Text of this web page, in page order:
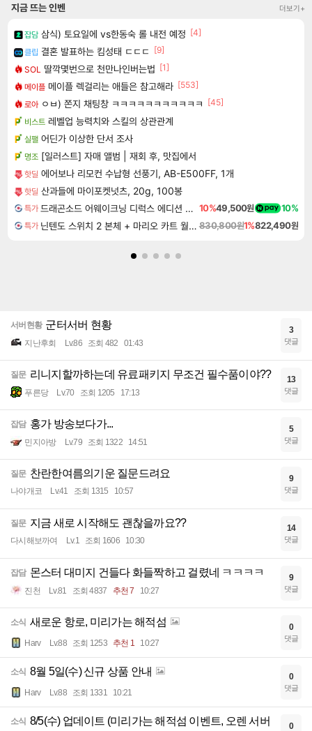
지금 뜨는 인벤 더보기+
잡담 삼식) 토요일에 vs한동숙 롤 내전 예정 [4]
클립 결혼 발표하는 킴성태 ㄷㄷㄷ
[9]
SOL 딸깍몇번으로 천만나인버는법 [1]
메이플 메이플 렉걸리는 애들은 참고해라 [553]
로아 ㅇㅂ) 쫀지 채팅창 ㅋㅋㅋㅋㅋㅋㅋㅋㅋㅋㅋ
[45]
비스트 레벨업 능력치와 스킬의 상관관계
실팰 어딘가 이상한 단서 조사
명조 [일러스트] 자매 앨범 | 재회 후, 맛집에서
핫딜 에어보나 리모컨 수납형 선풍기, AB-E500FF, 1개
핫딜 산과들에 마이포켓넛츠, 20g, 100봉
특가 드래곤소드 어웨이크닝 디럭스 에디션 DragonSword Awakening Deluxe Edition 10%49,500원 10%
특가 닌텐도 스위치 2 본체 + 마리오 카트 월드 + 슈퍼 마리오 파티 잼버리 닌텐도 스위치 2 에디션 + 잼버리 TV 번들 830,800원1%822,490원
서버현황 군터서버 현황
지난후회 Lv.86 조회 482 01:43
3
댓글
질문 리니지할까하는데 유료패키지 무조건 필수품이야??
푸른당 Lv.70 조회 1205 17:13
13
댓글
잡담 홍가 방송보다가...
민지아방 Lv.79 조회 1322 14:51
5
댓글
질문 찬란한여름의기운 질문드려요
나야개코 Lv.41 조회 1315 10:57
9
댓글
질문 지금 새로 시작해도 괜찮을까요??
다시해보까여 Lv.1 조회 1606 10:30
14
댓글
잡담 몬스터 대미지 건들다 화들짝하고 걸렸네 ㅋㅋㅋㅋ
진천 Lv.81 조회 4837 추천 7 10:27
9
댓글
소식 새로운 항로, 미리가는 해적섬
Harv Lv.88 조회 1253 추천 1 10:27
0
댓글
소식 8월 5일(수) 신규 상품 안내
Harv Lv.88 조회 1331 10:21
0
댓글
소식 8/5(수) 업데이트 (미리가는 해적섬 이벤트, 오렌 서버
0